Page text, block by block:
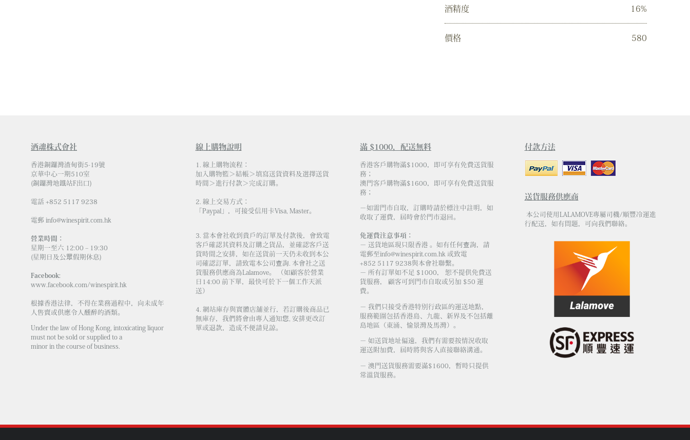
酒精度 16%
價格 580
酒魂株式會社
香港銅鑼灣渣甸街5-19號
京華中心一期510室
(銅鑼灣地鐵站F出口)
電話 +852 5117 9238
電郵 info@winespirit.com.hk
營業時間：
星期一至六 12:00 – 19:30
(星期日及公眾假期休息)
Facebook:
www.facebook.com/winespirit.hk
根據香港法律，不得在業務過程中，向未成年
人售賣或供應令人醺醉的酒類。
Under the law of Hong Kong, intoxicating liquor
must not be sold or supplied to a
minor in the course of business.
線上購物說明
1. 線上購物流程：
加入購物籃＞結帳＞填寫送貨資料及選擇送貨
時間＞進行付款＞完成訂購。
2. 線上交易方式：
「Paypal」，可接受信用卡Visa, Master。
3. 當本會社收到貴戶的訂單及付款後，會致電
客戶確認其資料及訂購之貨品，並確認客戶送
貨時間之安排，如在送貨前一天仍未收到本公
司確認訂單，請致電本公司查詢. 本會社之送
貨服務供應商為Lalamove。 （如顧客於營業
日14:00 前下單，最快可於下一個工作天派
送）
4. 網站庫存與實體店舖並行，若訂購後商品已
無庫存，我們將會由專人通知您, 安排更改訂
單或退款，造成不便請見諒。
滿 $1000，配送無料
香港客戶購物滿$1000，即可享有免費送貨服
務；
澳門客戶購物滿$1600，即可享有免費送貨服
務；
－如需門市自取，訂購時請於標注中註明，如
收取了運費，屆時會於門市退回。
免運費注意事項：
－ 送貨地區現只限香港 。如有任何查詢，請
電郵至info@winespirit.com.hk 或致電
+852 5117 9238與本會社聯繫。
－ 所有訂單如不足 $1000， 恕不提供免費送
貨服務， 顧客可到門市自取或另加 $50 運
費。
－ 我們只接受香港特別行政區的運送地點，
服務範圍包括香港島、九龍、新界及不包括離
島地區（東涌、愉景灣及馬灣）。
－ 如送貨地址偏遠，我們有需要按情況收取
運送附加費，屆時將與客人直接聯絡溝通。
－ 澳門送貨服務需要滿$1600，暫時只提供
常溫貨服務。
付款方法
送貨服務供應商
本公司使用LALAMOVE專屬司機/順豐冷運進
行配送，如有問題，可向我們聯絡。